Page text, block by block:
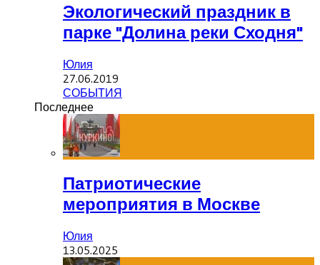
Экологический праздник в
парке "Долина реки Сходня"
Юлия
27.06.2019
СОБЫТИЯ
Последнее
Патриотические
мероприятия в Москве
Юлия
13.05.2025